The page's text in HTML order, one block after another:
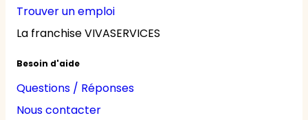
Trouver un emploi
La franchise VIVASERVICES
Besoin d'aide
Questions / Réponses
Nous contacter